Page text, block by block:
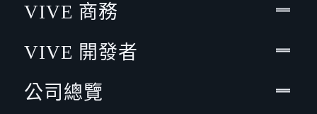
VIVE 商務
VIVE 開發者
公司總覽